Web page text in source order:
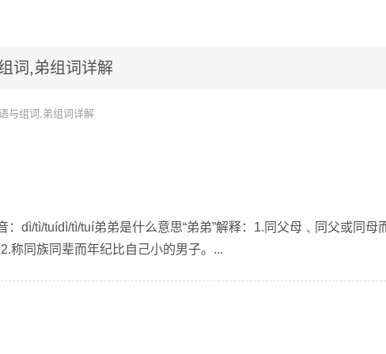
词,弟组词详解
与组词,弟组词详解
：dì/tì/tuídì/tì/tuí弟弟是什么意思“弟弟”解释：1.同父母﹑同父或同母
称同族同辈而年纪比自己小的男子。...